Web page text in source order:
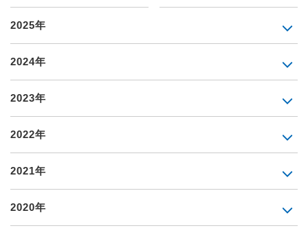
2025年
2024年
2023年
2022年
2021年
2020年